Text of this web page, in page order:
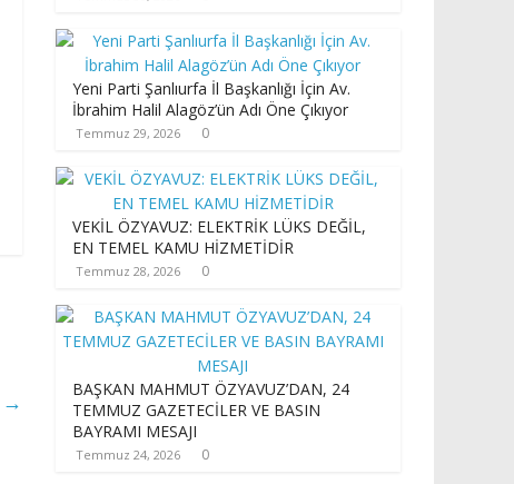
→
Yeni Parti Şanlıurfa İl Başkanlığı İçin Av.
İbrahim Halil Alagöz’ün Adı Öne Çıkıyor
Temmuz 29, 2026 0
VEKİL ÖZYAVUZ: ELEKTRİK LÜKS DEĞİL,
EN TEMEL KAMU HİZMETİDİR
Temmuz 28, 2026 0
BAŞKAN MAHMUT ÖZYAVUZ’DAN, 24
TEMMUZ GAZETECİLER VE BASIN
BAYRAMI MESAJI
Temmuz 24, 2026 0